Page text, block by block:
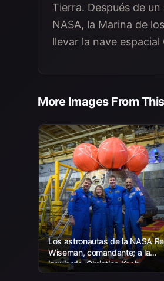
Tierra. Después de
NASA, la Marina de
llevar la nave
More Images From
Los astronautas de la NASA
Wiseman, comandante; a la
izquierda, Christina Koch,
especialista en misión; el